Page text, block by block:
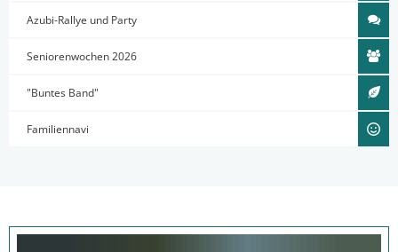
Azubi-Rallye und Party
Seniorenwochen 2026
"Buntes Band"
Familiennavi